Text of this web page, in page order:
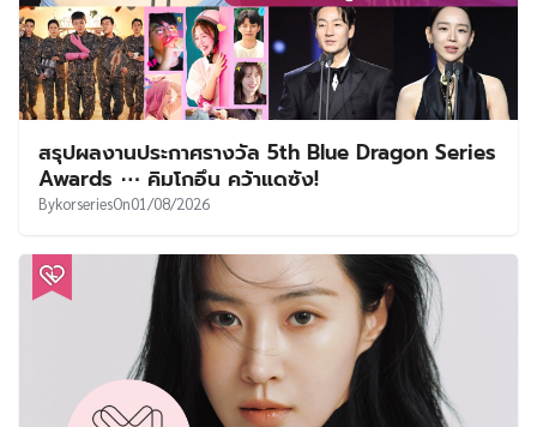
สรุปผลงานประกาศรางวัล 5th Blue Dragon Series
Awards ⋯ คิมโกอึน คว้าแดซัง!
BykorseriesOn01/08/2026